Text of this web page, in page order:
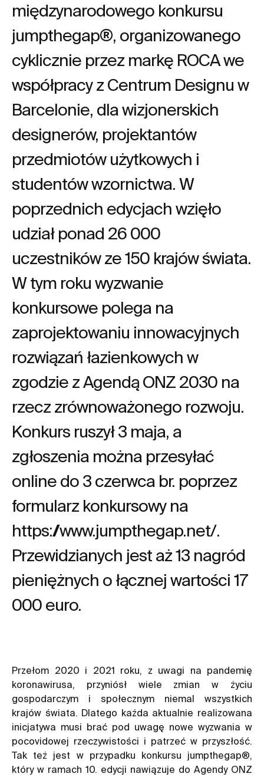
międzynarodowego konkursu
jumpthegap®, organizowanego
cyklicznie przez markę ROCA we
współpracy z Centrum Designu w
Barcelonie, dla wizjonerskich
designerów, projektantów
przedmiotów użytkowych i
studentów wzornictwa. W
poprzednich edycjach wzięło
udział ponad 26 000
uczestników ze 150 krajów świata.
W tym roku wyzwanie
konkursowe polega na
zaprojektowaniu innowacyjnych
rozwiązań łazienkowych w
zgodzie z Agendą ONZ 2030 na
rzecz zrównoważonego rozwoju.
Konkurs ruszył 3 maja, a
zgłoszenia można przesyłać
online do 3 czerwca br. poprzez
formularz konkursowy na
https://www.jumpthegap.net/.
Przewidzianych jest aż 13 nagród
pieniężnych o łącznej wartości 17
000 euro.
Przełom 2020 i 2021 roku, z uwagi na pandemię
koronawirusa, przyniósł wiele zmian w życiu
gospodarczym i społecznym niemal wszystkich
krajów świata. Dlatego każda aktualnie realizowana
inicjatywa musi brać pod uwagę nowe wyzwania w
pocovidowej rzeczywistości i patrzeć w przyszłość.
Tak też jest w przypadku konkursu jumpthegap®,
który w ramach 10. edycji nawiązuje do Agendy ONZ